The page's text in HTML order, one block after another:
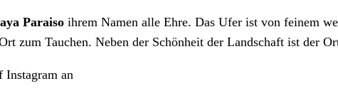
Paraiso ihrem Namen alle Ehre. Das Ufer ist von feinem
zum Tauchen. Neben der Schönheit der Landschaft ist der
Instagram an